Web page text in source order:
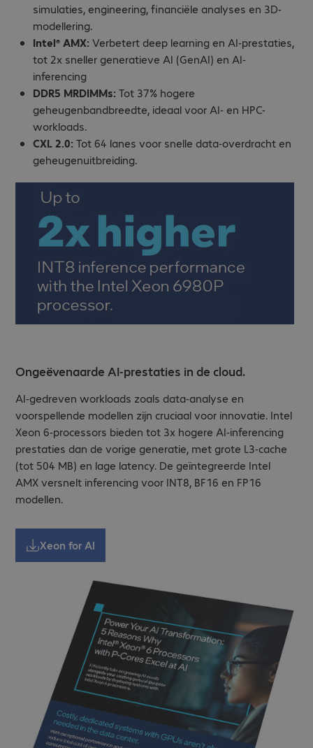
simulaties, engineering, financiële analyses en 3D-
modellering.
Intel® AMX: Verbetert deep learning en AI-prestaties,
tot 2x sneller generatieve AI (GenAI) en AI-
inferencing
DDR5 MRDIMMs: Tot 37% hogere
geheugenbandbreedte, ideaal voor AI- en HPC-
workloads.
CXL 2.0: Tot 64 lanes voor snelle data-overdracht en
geheugenuitbreiding.
Ongeëvenaarde AI-prestaties in de cloud.
AI-gedreven workloads zoals data-analyse en
voorspellende modellen zijn cruciaal voor innovatie. Intel
Xeon 6-processors bieden tot 3x hogere AI-inferencing
prestaties dan de vorige generatie, met grote L3-cache
(tot 504 MB) en lage latency. De geïntegreerde Intel
AMX versnelt inferencing voor INT8, BF16 en FP16
modellen.
Xeon for AI